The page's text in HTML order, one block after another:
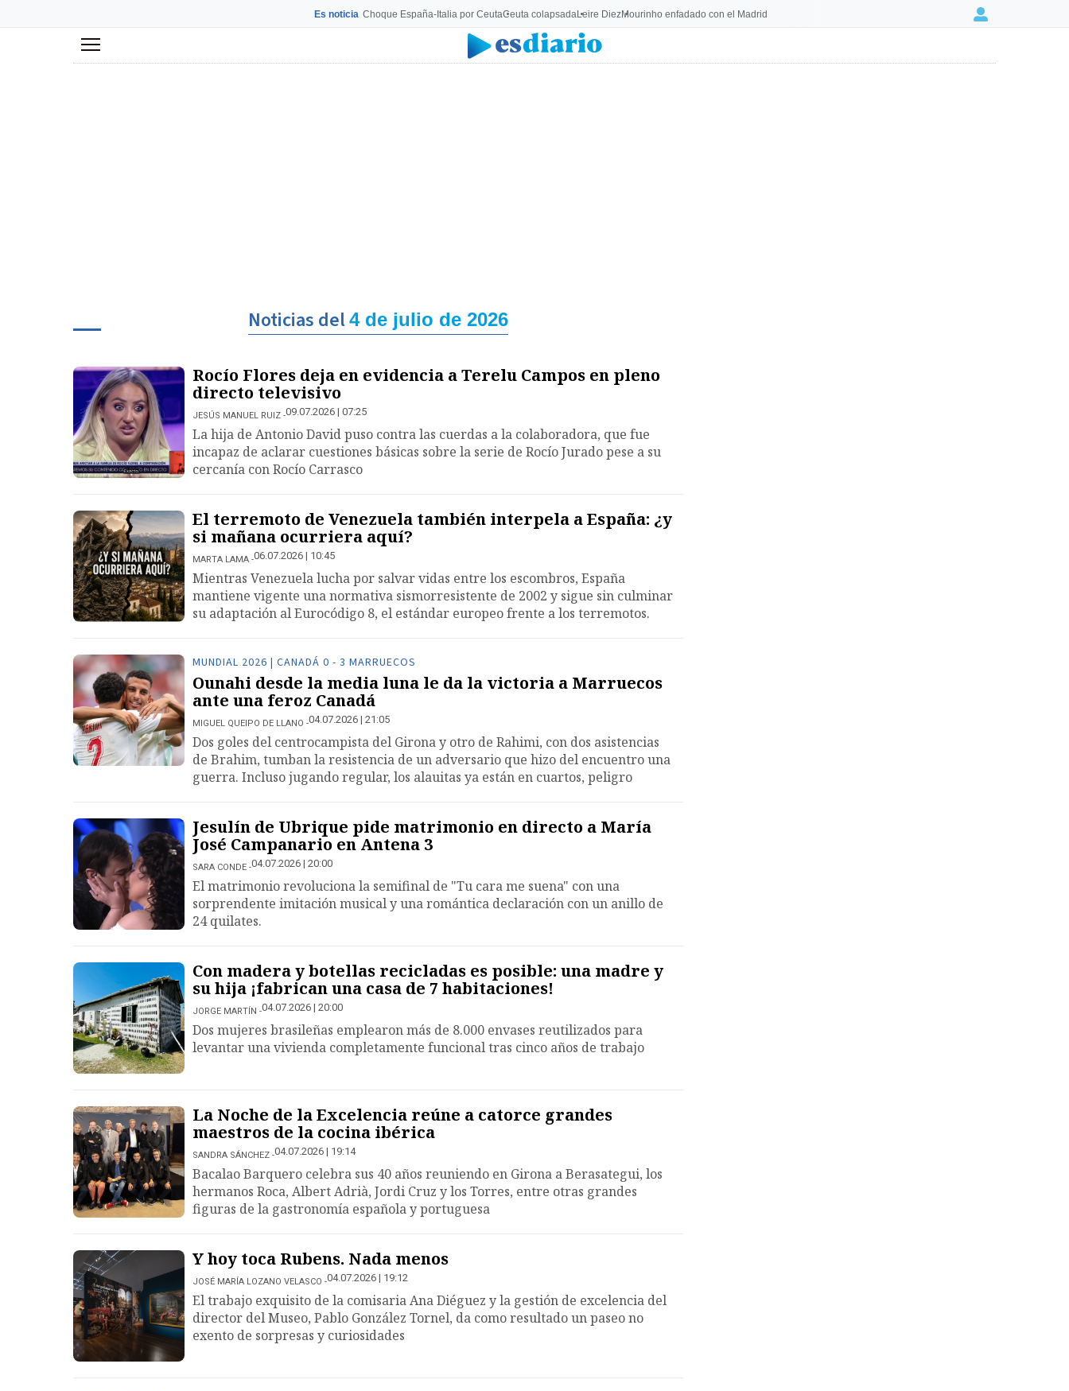
Es noticia Choque España-Italia por CeutaCeuta colapsadaLeire DiezMourinho enfadado con el Madrid Login
Menú
Noticias del4 de julio de 2026
Rocío Flores deja en evidencia a Terelu Campos en pleno
directo televisivo
JESÚS MANUEL RUIZ 09.07.2026 | 07:25
La hija de Antonio David puso contra las cuerdas a la colaboradora, que fue
incapaz de aclarar cuestiones básicas sobre la serie de Rocío Jurado pese a su
cercanía con Rocío Carrasco
El terremoto de Venezuela también interpela a España: ¿y
si mañana ocurriera aquí?
MARTA LAMA 06.07.2026 | 10:45
Mientras Venezuela lucha por salvar vidas entre los escombros, España
mantiene vigente una normativa sismorresistente de 2002 y sigue sin culminar
su adaptación al Eurocódigo 8, el estándar europeo frente a los terremotos.
MUNDIAL 2026 | CANADÁ 0 - 3 MARRUECOS
Ounahi desde la media luna le da la victoria a Marruecos
ante una feroz Canadá
MIGUEL QUEIPO DE LLANO 04.07.2026 | 21:05
Dos goles del centrocampista del Girona y otro de Rahimi, con dos asistencias
de Brahim, tumban la resistencia de un adversario que hizo del encuentro una
guerra. Incluso jugando regular, los alauitas ya están en cuartos, peligro
Jesulín de Ubrique pide matrimonio en directo a María
José Campanario en Antena 3
SARA CONDE 04.07.2026 | 20:00
El matrimonio revoluciona la semifinal de "Tu cara me suena" con una
sorprendente imitación musical y una romántica declaración con un anillo de
24 quilates.
Con madera y botellas recicladas es posible: una madre y
su hija ¡fabrican una casa de 7 habitaciones!
JORGE MARTÍN 04.07.2026 | 20:00
Dos mujeres brasileñas emplearon más de 8.000 envases reutilizados para
levantar una vivienda completamente funcional tras cinco años de trabajo
La Noche de la Excelencia reúne a catorce grandes
maestros de la cocina ibérica
SANDRA SÁNCHEZ 04.07.2026 | 19:14
Bacalao Barquero celebra sus 40 años reuniendo en Girona a Berasategui, los
hermanos Roca, Albert Adrià, Jordi Cruz y los Torres, entre otras grandes
figuras de la gastronomía española y portuguesa
Y hoy toca Rubens. Nada menos
JOSÉ MARÍA LOZANO VELASCO 04.07.2026 | 19:12
El trabajo exquisito de la comisaria Ana Diéguez y la gestión de excelencia del
director del Museo, Pablo González Tornel, da como resultado un paseo no
exento de sorpresas y curiosidades